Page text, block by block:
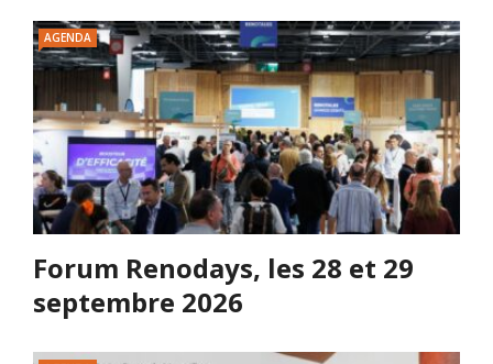
AGENDA
Forum Renodays, les 28 et 29
septembre 2026